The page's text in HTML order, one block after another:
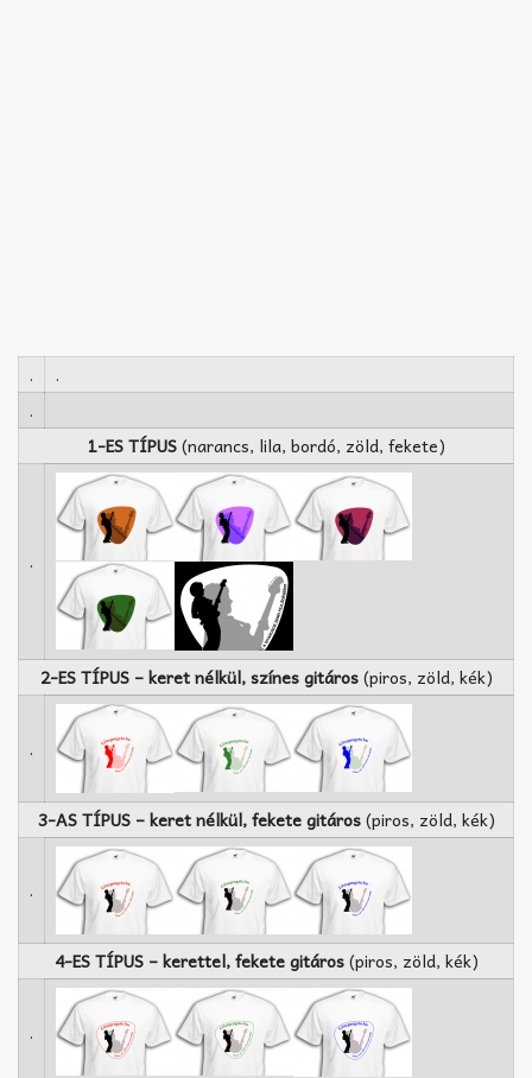
.
.
.
1-ES TÍPUS(narancs, lila, bordó, zöld, fekete)
.
2-ES TÍPUS – keret nélkül, színes gitáros(piros, zöld, kék)
.
3-AS TÍPUS – keret nélkül, fekete gitáros(piros, zöld, kék)
.
4-ES TÍPUS – kerettel, fekete gitáros(piros, zöld, kék)
.